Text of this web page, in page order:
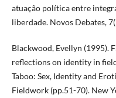
atuação política entre
liberdade. Novos Debates,
Blackwood, Evellyn (1995).
reflections on identity in
Taboo: Sex, Identity and
Fieldwork (pp.51-70). New